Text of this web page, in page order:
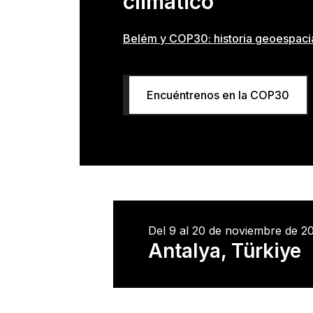
Belém y COP30: historia
Encuéntrenos en la COP30
Del 9 al 20 de noviembre de
Antalya, Türkiye